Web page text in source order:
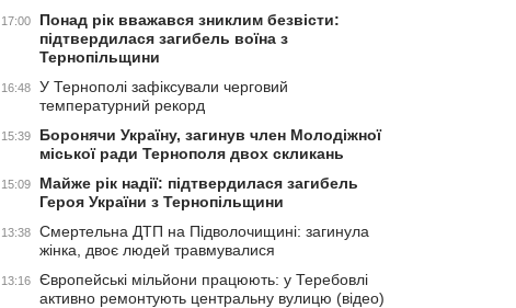
17:00
Понад рік вважався зниклим безвісти:
підтвердилася загибель воїна з
Тернопільщини
16:48
У Тернополі зафіксували черговий
температурний рекорд
15:39
Боронячи Україну, загинув член Молодіжної
міської ради Тернополя двох скликань
15:09
Майже рік надії: підтвердилася загибель
Героя України з Тернопільщини
13:38
Смертельна ДТП на Підволочищині: загинула
жінка, двоє людей травмувалися
13:16
Європейські мільйони працюють: у Теребовлі
активно ремонтують центральну вулицю (відео)